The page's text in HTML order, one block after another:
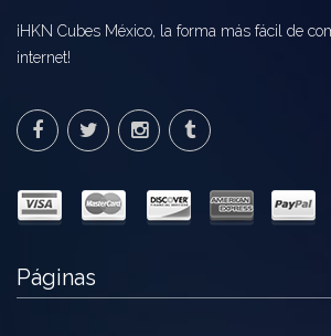
¡HKN Cubes México, la forma más fácil de
internet!
Páginas